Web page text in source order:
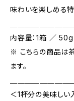
味わいを楽しめる特
内容量：1箱 ／ 50g
※ こちらの商品は
ます。
＜1杯分の美味しい